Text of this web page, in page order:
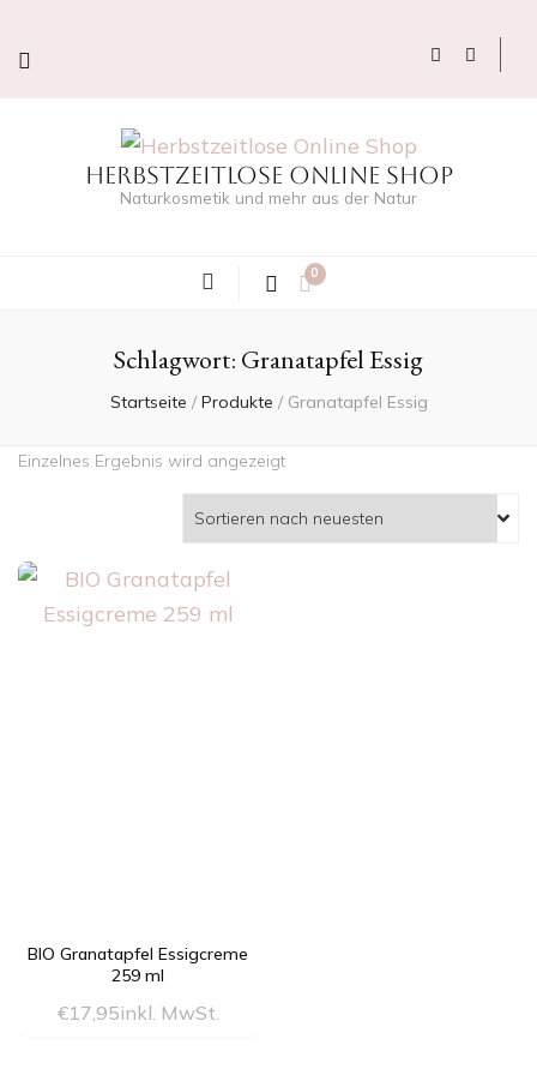
Herbstzeitlose Online Shop
Naturkosmetik und mehr aus der Natur
0
Schlagwort: Granatapfel Essig
Startseite / Produkte / Granatapfel Essig
Einzelnes Ergebnis wird angezeigt
BIO Granatapfel Essigcreme
259 ml
€17,95inkl. MwSt.